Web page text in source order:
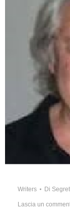
Writers Di
Lascia un